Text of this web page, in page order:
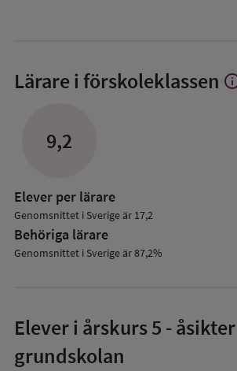
Lärare i förskoleklassen
9,2
Elever per lärare
Genomsnittet i Sverige är 17,2
Behöriga lärare
Genomsnittet i Sverige är 87,2%
Elever i årskurs 5 -
grundskolan